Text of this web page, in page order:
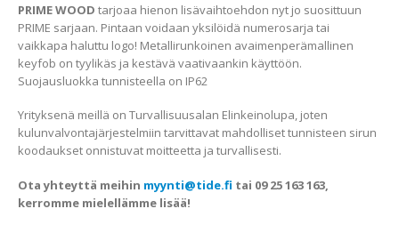
PRIME WOOD tarjoaa hienon lisävaihtoehdon nyt jo suosittuun
PRIME sarjaan. Pintaan voidaan yksilöidä numerosarja tai
vaikkapa haluttu logo! Metallirunkoinen avaimenperämallinen
keyfob on tyylikäs ja kestävä vaativaankin käyttöön.
Suojausluokka tunnisteella on IP62
Yrityksenä meillä on Turvallisuusalan Elinkeinolupa, joten
kulunvalvontajärjestelmiin tarvittavat mahdolliset tunnisteen sirun
koodaukset onnistuvat moitteetta ja turvallisesti.
Ota yhteyttä meihin myynti@tide.fi tai 09 25 163 163,
kerromme mielellämme lisää!